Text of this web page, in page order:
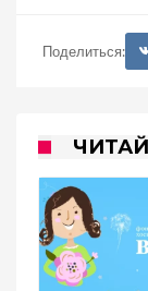
Поделиться: